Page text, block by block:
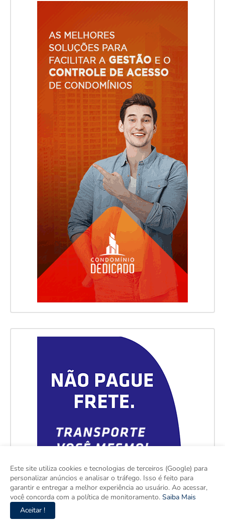
Este site utiliza cookies e tecnologias de terceiros (Google) para
personalizar anúncios e analisar o tráfego. Isso é feito para
garantir e entregar a melhor experiência ao usuário. Ao acessar,
você concorda com a política de monitoramento. Saiba Mais
Aceitar !